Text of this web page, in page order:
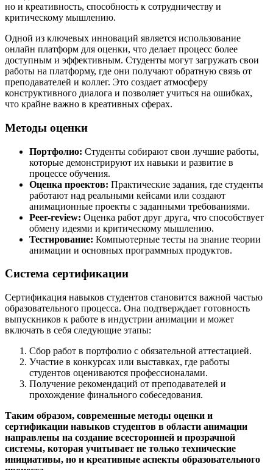
но и креативность, способность к сотрудничеству и
критическому мышлению.
Одной из ключевых инноваций является использование
онлайн платформ для оценки, что делает процесс более
доступным и эффективным. Студенты могут загружать свои
работы на платформу, где они получают обратную связь от
преподавателей и коллег. Это создает атмосферу
конструктивного диалога и позволяет учиться на ошибках,
что крайне важно в креативных сферах.
Методы оценки
Портфолио: Студенты собирают свои лучшие работы,
которые демонстрируют их навыки и развитие в
процессе обучения.
Оценка проектов: Практические задания, где студенты
работают над реальными кейсами или создают
анимационные проекты с заданными требованиями.
Peer-review: Оценка работ друг друга, что способствует
обмену идеями и критическому мышлению.
Тестирование: Компьютерные тесты на знание теории
анимации и основных программных продуктов.
Система сертификации
Сертификация навыков студентов становится важной частью
образовательного процесса. Она подтверждает готовность
выпускников к работе в индустрии анимации и может
включать в себя следующие этапы:
Сбор работ в портфолио с обязательной аттестацией.
Участие в конкурсах или выставках, где работы
студентов оцениваются профессионалами.
Получение рекомендаций от преподавателей и
прохождение финального собеседования.
Таким образом, современные методы оценки и
сертификации навыков студентов в области анимации
направлены на создание всесторонней и прозрачной
системы, которая учитывает не только технические
инициативы, но и креативные аспекты образовательного